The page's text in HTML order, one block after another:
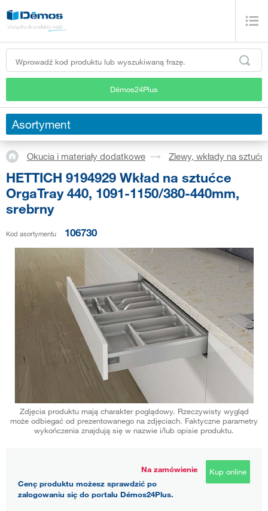
Démos24Plus
Asortyment
Okucia i materiały dodatkowe Zlewy, wkłady na
HETTICH 9194929 Wkład na sztućce
OrgaTray 440, 1091-1150/380-440mm,
srebrny
Kod asortymentu 106730
Zdjęcia produktu mają charakter poglądowy. Rzeczywisty wygląd
może odbiegać od prezentowanego na zdjęciach. Faktyczne parametry
wykończenia znajdują się w nazwie i/lub opisie produktu.
Na zamówienie
Cenę produktu możesz sprawdzić po
zalogowaniu się do portalu Démos24Plus.
Kup online